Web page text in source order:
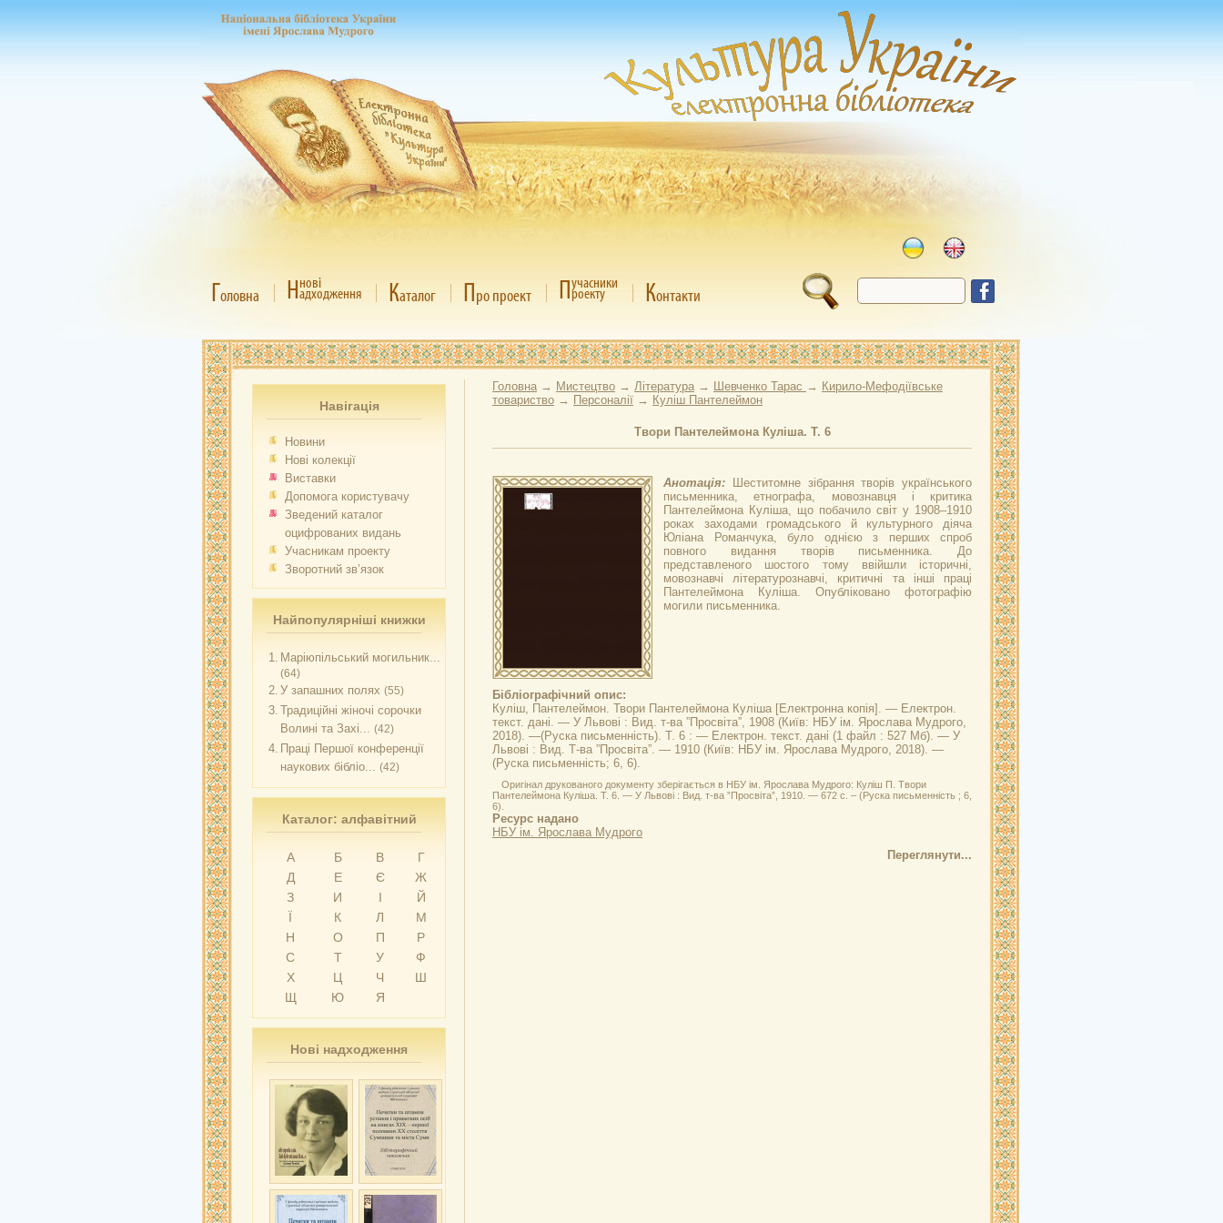
Головна Ннові
адходження Каталог Про проект Пучасники
роекту Контакти
Навігація
Новини
Нові колекції
Виставки
Допомога користувачу
Зведений каталог
оцифрованих видань
Учасникам проекту
Зворотний зв’язок
Найпопулярніші книжки
1. Маріюпільський могильник...
(64)
2. У запашних полях (55)
3. Традиційні жіночі сорочки
Волині та Захі... (42)
4. Праці Першої конференції
наукових бібліо... (42)
Каталог: алфавітний
А Б В
Г
Д
Е Є
Ж
З
И І
Й
Ї
К Л
М
Н
О П
Р
С
Т У
Ф
Х
Ц Ч
Ш
Щ
Ю Я
Нові надходження
Головна → Мистецтво → Література → Шевченко Тарас → Кирило-Мефодіївське
товариство → Персоналії → Куліш Пантелеймон
Твори Пантелеймона Куліша. Т. 6
Анотація:
Шеститомне зібрання творів українського
письменника, етнографа, мовознавця і критика
Пантелеймона Куліша, що побачило світ у 1908–1910
роках заходами громадського й культурного діяча
Юліана Романчука, було однією з перших спроб
повного видання творів письменника. До
представленого шостого тому ввійшли історичні,
мовознавчі літературознавчі, критичні та інші праці
Пантелеймона Куліша. Опубліковано фотографію
могили письменника.
Бібліографічний опис:
Куліш, Пантелеймон. Твори Пантелеймона Куліша [Електронна копія]. — Електрон.
текст. дані. — У Львові : Вид. т-ва ”Просвіта”, 1908 (Київ: НБУ ім. Ярослава Мудрого,
2018). —(Руска письменність). Т. 6 : — Електрон. текст. дані (1 файл : 527 Мб). — У
Львові : Вид. Т-ва ”Просвіта”. — 1910 (Київ: НБУ ім. Ярослава Мудрого, 2018). —
(Руска письменність; 6, 6).
Оригінал друкованого документу зберігається в НБУ ім. Ярослава Мудрого: Куліш П. Твори
Пантелеймона Куліша. Т. 6. — У Львові : Вид. т-ва ”Просвіта”, 1910. — 672 с. – (Руска письменність ; 6,
6).
Ресурс надано
НБУ ім. Ярослава Мудрого
Переглянути...